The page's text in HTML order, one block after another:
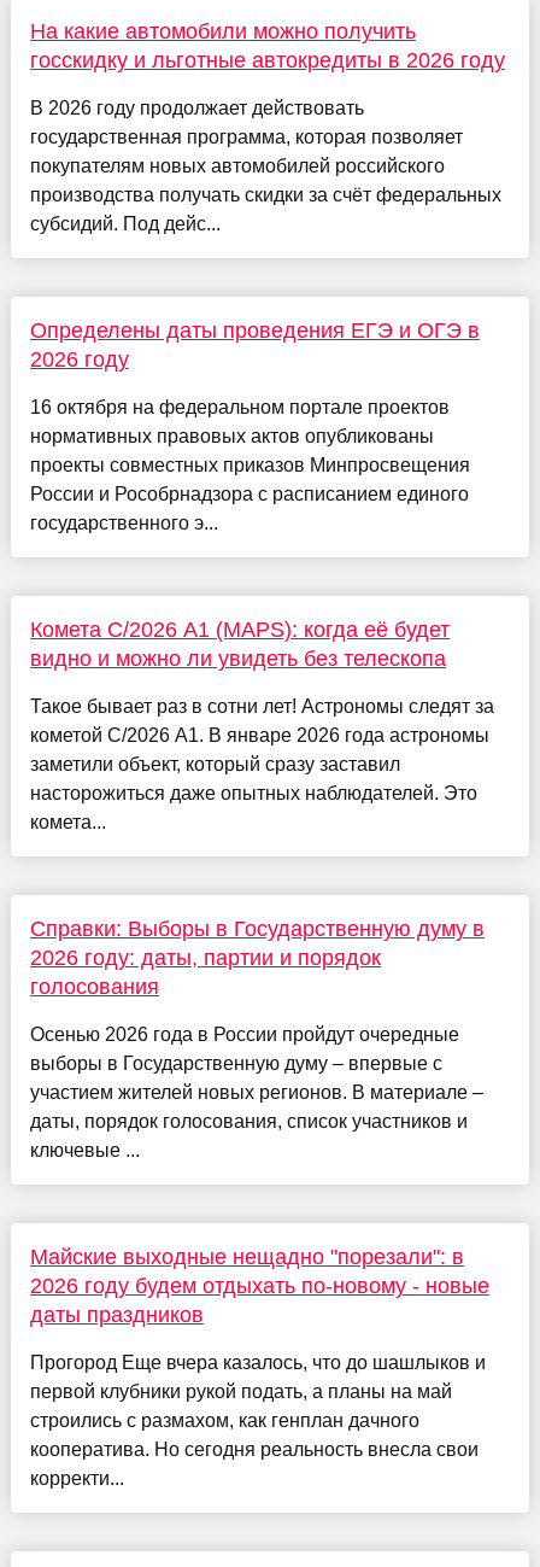
На какие автомобили можно получить
госскидку и льготные автокредиты в 2026 году
В 2026 году продолжает действовать
государственная программа, которая позволяет
покупателям новых автомобилей российского
производства получать скидки за счёт федеральных
субсидий. Под дейс...
Определены даты проведения ЕГЭ и ОГЭ в
2026 году
16 октября на федеральном портале проектов
нормативных правовых актов опубликованы
проекты совместных приказов Минпросвещения
России и Рособрнадзора с расписанием единого
государственного э...
Комета C/2026 A1 (MAPS): когда её будет
видно и можно ли увидеть без телескопа
Такое бывает раз в сотни лет! Астрономы следят за
кометой C/2026 A1. В январе 2026 года астрономы
заметили объект, который сразу заставил
насторожиться даже опытных наблюдателей. Это
комета...
Справки: Выборы в Государственную думу в
2026 году: даты, партии и порядок
голосования
Осенью 2026 года в России пройдут очередные
выборы в Государственную думу – впервые с
участием жителей новых регионов. В материале –
даты, порядок голосования, список участников и
ключевые ...
Майские выходные нещадно "порезали": в
2026 году будем отдыхать по-новому - новые
даты праздников
Прогород Еще вчера казалось, что до шашлыков и
первой клубники рукой подать, а планы на май
строились с размахом, как генплан дачного
кооператива. Но сегодня реальность внесла свои
корректи...